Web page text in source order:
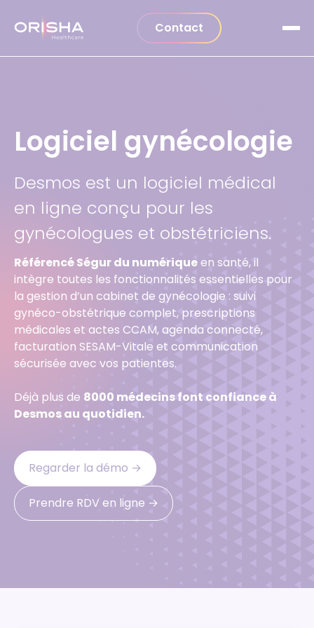
Contact
Logiciel gynécologie
Desmos est un logiciel médical
en ligne conçu pour les
gynécologues et obstétriciens.
Référencé Ségur du numériqueen santé, il
intègre toutes les fonctionnalités essentielles pour
la gestion d’un cabinet de gynécologie : suivi
gynéco-obstétrique complet, prescriptions
médicales et actes CCAM, agenda connecté,
facturation SESAM-Vitale et communication
sécurisée avec vos patientes.
Déjà plus de 8000 médecins font confiance à
Desmos au quotidien.
Regarder la démo ‭→
Prendre RDV en ligne ‭→